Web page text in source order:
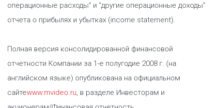
операционные расходы" и "другие операционные доходы"
отчета о прибылях и убытках (income statement).
Полная версия консолидированной финансовой
отчетности Компании за 1-е полугодие 2008 г. (на
английском языке) опубликована на официальном
сайтеwww.mvideo.ru , в разделе Инвесторам и